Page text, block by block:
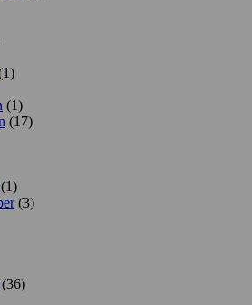
(1)
(17)
(1)
(3)
(36)